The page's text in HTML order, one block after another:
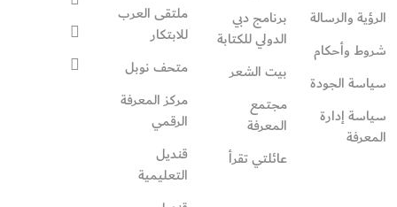
الرؤية والرسالة
شروط وأحكام
سياسة الجودة
سياسة إدارة
المعرفة
برنامج دبي
الدولي للكتابة
بيت الشعر
مجتمع
المعرفة
عائلتي تقرأ‎
ملتقى العرب
للابتكار
متحف نوبل
مركز المعرفة
الرقمي
قنديل
التعليمية